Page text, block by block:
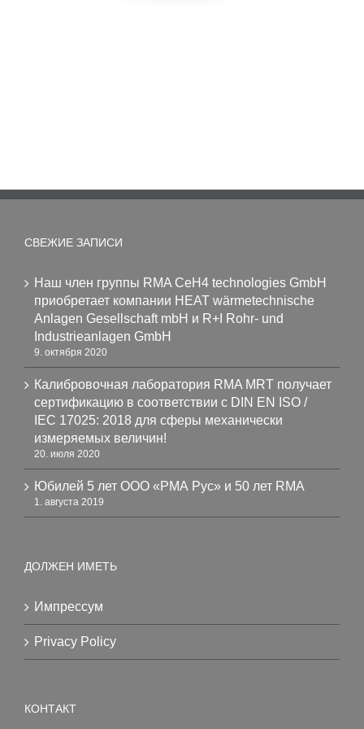
СВЕЖИЕ ЗАПИСИ
Наш член группы RMA CeH4 technologies GmbH
приобретает компании HEAT wärmetechnische
Anlagen Gesellschaft mbH и R+I Rohr- und
Industrieanlagen GmbH
9. октября 2020
Калибровочная лаборатория RMA MRT получает
сертификацию в соответствии с DIN EN ISO /
IEC 17025: 2018 для сферы механически
измеряемых величин!
20. июля 2020
Юбилей 5 лет ООО «РМА Рус» и 50 лет RMA
1. августа 2019
ДОЛЖЕН ИМЕТЬ
Импрессум
Privacy Policy
КОНТАКТ